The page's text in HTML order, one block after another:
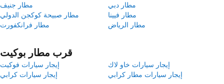
مطار جنيف
مطار دبي
مطار صبيحة كوكجن الدولي
مطار فيينا
مطار فرانكفورت
مطار الرياض
قرب مطار بوكيت
إيجار سيارات فوكيت
إيجار سيارات خاو لاك
إيجار سيارات كرابي
إيجار سيارات مطار كرابي